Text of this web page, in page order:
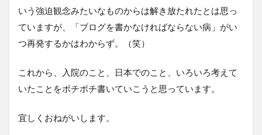
いう強迫観念みたいなものからは解き放たれたとは思っ
ていますが、「ブログを書かなければならない病」がい
つ再発するかはわからず。（笑）
これから、入院のこと、日本でのこと、いろいろ考えて
いたことをボチボチ書いていこうと思っています。
宜しくおねがいします。